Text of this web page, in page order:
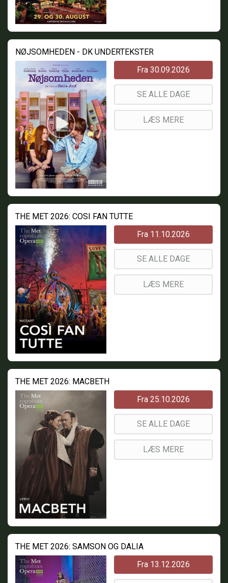
NØJSOMHEDEN - DK UNDERTEKSTER
Fra 30.09.2026
SE ALLE DAGE
LÆS MERE
THE MET 2026: COSI FAN TUTTE
Fra 11.10.2026
SE ALLE DAGE
LÆS MERE
THE MET 2026: MACBETH
Fra 25.10.2026
SE ALLE DAGE
LÆS MERE
THE MET 2026: SAMSON OG DALIA
Fra 13.12.2026